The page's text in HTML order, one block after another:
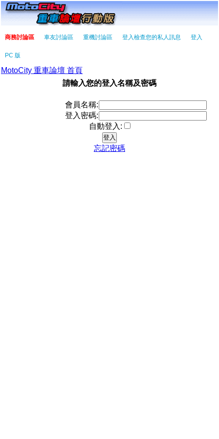
商務討論區 車友討論區 重機討論區 登入檢查您的私人訊息 登入
PC 版
MotoCity 重車論壇 首頁
請輸入您的登入名稱及密碼
會員名稱:
登入密碼:
自動登入:
忘記密碼